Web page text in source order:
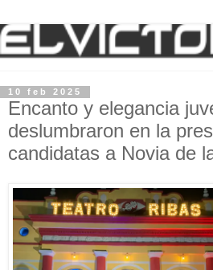
10 feb 2025
Encanto y elegancia
deslumbraron en la
candidatas a Novia de